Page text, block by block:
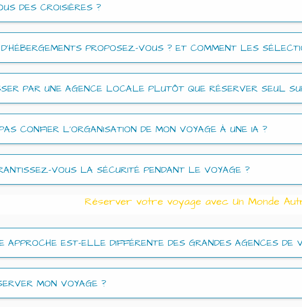
DES CROISIÈRES ?
PROPOSEZ-VOUS ? ET COMMENT LES
PAR UNE AGENCE LOCALE PLUTÔT QUE RÉSERVER SEUL
CONFIER L’ORGANISATION DE MON VOYAGE À UNE IA ?
VOUS LA SÉCURITÉ PENDANT LE VOYAGE ?
Réserver votre voyage avec Un Monde
APPROCHE EST-ELLE DIFFÉRENTE DES GRANDES AGENCES DE
MON VOYAGE ?